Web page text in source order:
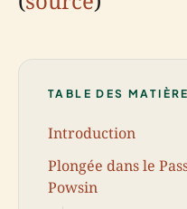
TABLE DES
Introduction
Plongée dans le
Powsin